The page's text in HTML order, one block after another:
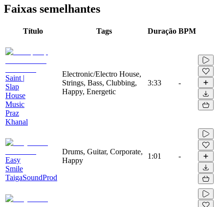
Faixas semelhantes
Título Tags Duração BPM
Saint |
Slap
House
Music
Praz
Khanal
Electronic/Electro House,
Strings, Bass, Clubbing,
Happy, Energetic
3:33 -
Easy
Smile
TaigaSoundProd
Drums, Guitar, Corporate,
Happy
1:01 -